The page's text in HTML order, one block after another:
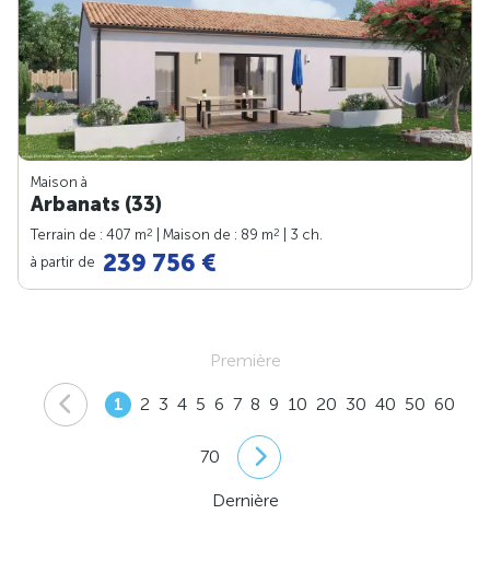
Maison à
Arbanats (33)
Terrain de : 407 m2 | Maison de : 89 m2
| 3 ch.
à partir de 239 756 €
Première
1 2 3 4 5 6 7 8 9 10 20 30 40 50 60
70
Dernière